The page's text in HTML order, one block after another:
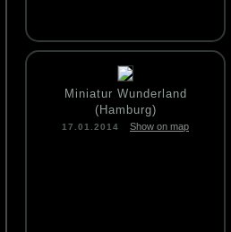
Miniatur Wunderland
(Hamburg)
17.01.2014 Show on map